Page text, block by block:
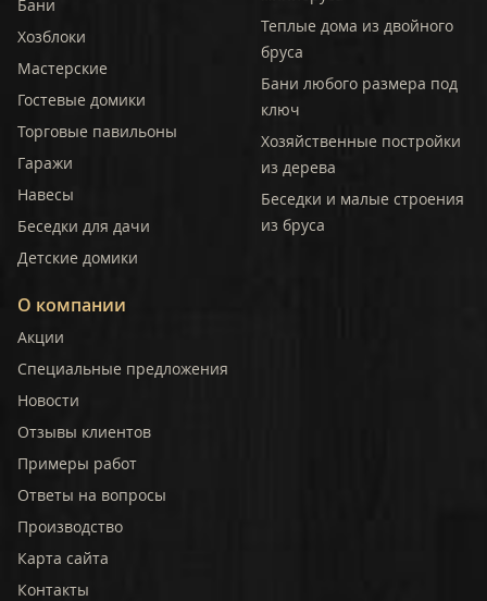
Бани
Хозблоки
Мастерские
Гостевые домики
Торговые павильоны
Гаражи
Навесы
Беседки для дачи
Детские домики
Теплые дома из двойного
бруса
Бани любого размера под
ключ
Хозяйственные постройки
из дерева
Беседки и малые строения
из бруса
О компании
Акции
Специальные предложения
Новости
Отзывы клиентов
Примеры работ
Ответы на вопросы
Производство
Карта сайта
Контакты